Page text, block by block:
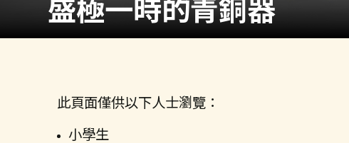
盛極一時的青銅器
此頁面僅供以下人士瀏覽：
小學生